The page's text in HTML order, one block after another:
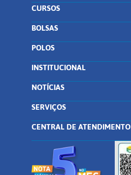
CURSOS
BOLSAS
POLOS
INSTITUCIONAL
NOTÍCIAS
SERVIÇOS
CENTRAL DE ATENDIMENTO